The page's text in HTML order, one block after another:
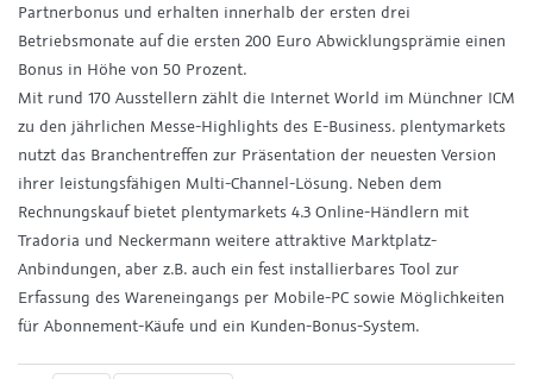
Partnerbonus und erhalten innerhalb der ersten drei
Betriebsmonate auf die ersten 200 Euro Abwicklungsprämie einen
Bonus in Höhe von 50 Prozent.
Mit rund 170 Ausstellern zählt die Internet World im Münchner ICM
zu den jährlichen Messe-Highlights des E-Business. plentymarkets
nutzt das Branchentreffen zur Präsentation der neuesten Version
ihrer leistungsfähigen Multi-Channel-Lösung. Neben dem
Rechnungskauf bietet plentymarkets 4.3 Online-Händlern mit
Tradoria und Neckermann weitere attraktive Marktplatz-
Anbindungen, aber z.B. auch ein fest installierbares Tool zur
Erfassung des Wareneingangs per Mobile-PC sowie Möglichkeiten
für Abonnement-Käufe und ein Kunden-Bonus-System.